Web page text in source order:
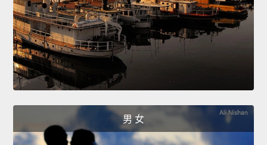
男 女